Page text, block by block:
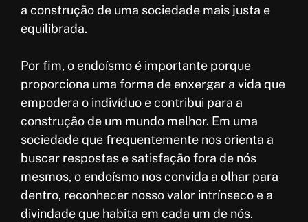
a construção de uma sociedade mais justa e
equilibrada.
Por fim, o endoísmo é importante porque
proporciona uma forma de enxergar a vida que
empodera o indivíduo e contribui para a
construção de um mundo melhor. Em uma
sociedade que frequentemente nos orienta a
buscar respostas e satisfação fora de nós
mesmos, o endoísmo nos convida a olhar para
dentro, reconhecer nosso valor intrínseco e a
divindade que habita em cada um de nós.